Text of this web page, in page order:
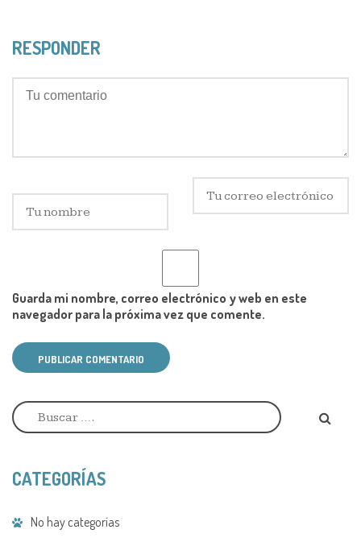
RESPONDER
Guarda mi nombre, correo electrónico y web en este
navegador para la próxima vez que comente.
PUBLICAR COMENTARIO
l
t
n
i
CATEGORÍAS
No hay categorías